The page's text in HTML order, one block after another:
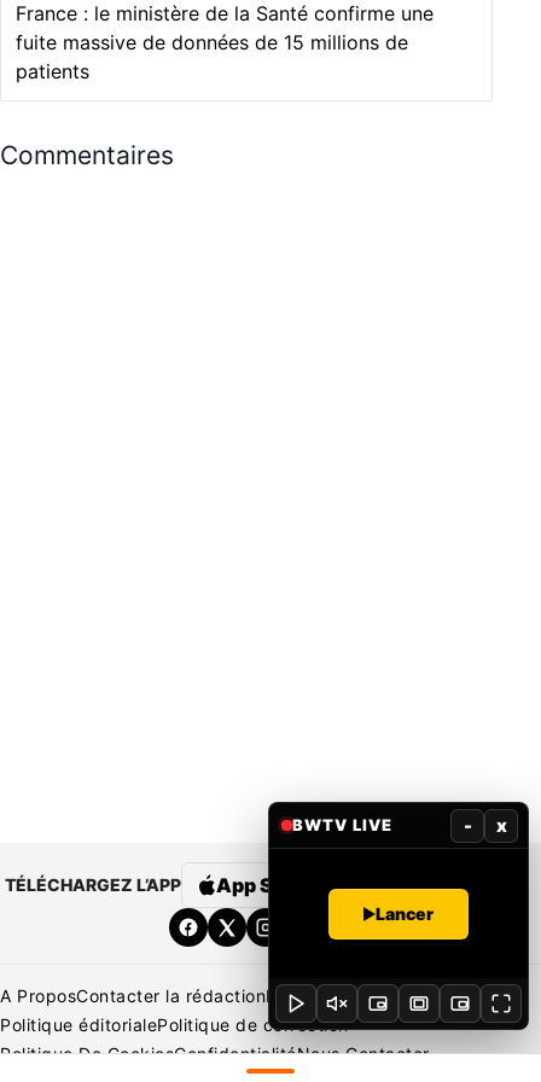
France : le ministère de la Santé confirme une
fuite massive de données de 15 millions de
patients
Commentaires
TÉLÉCHARGEZ L’APP App Store Google Play
A ProposContacter la rédactionRédaction Mentions légales
Politique éditorialePolitique de correction
Politique De CookiesConfidentialitéNous Contacter
BWTV LIVE - x
Lancer